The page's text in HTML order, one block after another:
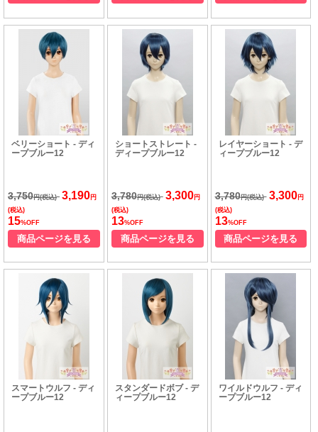
ベリーショート - ディ
ープブルー12
3,750円(税込) 3,190 円
(税込)
15%OFF
商品ページを見る
ショートストレート -
ディープブルー12
3,780円(税込) 3,300円
(税込)
13%OFF
商品ページを見る
レイヤーショート - デ
ィープブルー12
3,780円(税込) 3,300円
(税込)
13%OFF
商品ページを見る
スマートウルフ - ディ
ープブルー12
スタンダードボブ - デ
ィープブルー12
ワイルドウルフ - ディ
ープブルー12